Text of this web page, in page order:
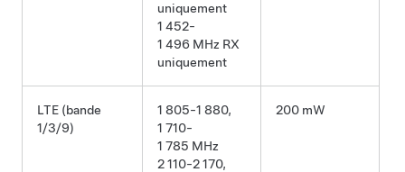
uniquement
1 452-
1 496 MHz RX
uniquement
LTE (bande
1/3/9)
1 805-1 880,
1 710-
1 785 MHz
2 110-2 170,
200 mW